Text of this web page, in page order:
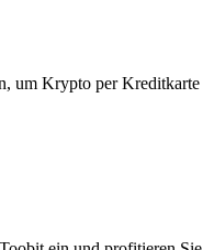
um Krypto per Kreditkarte